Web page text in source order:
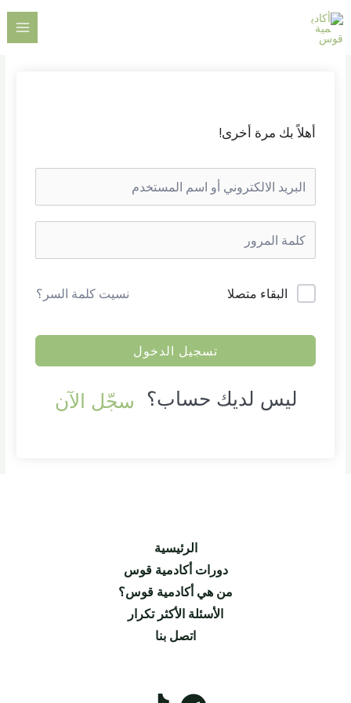
تخطي
إلى
المحتوى
أهلاً بك مرة أخرى!
البقاء متصلا نسيت كلمة السر؟
تسجيل الدخول
ليس لديك حساب؟ سجّل الآن
الرئيسية
دورات أكادمية قوس
من هي أكادمية قوس؟
الأسئلة الأكثر تكرار
اتصل بنا